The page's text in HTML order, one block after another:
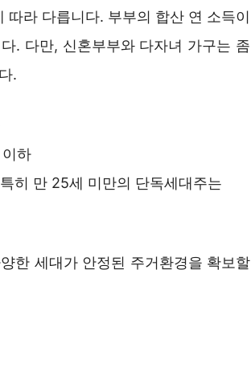
라 다릅니다. 부부의 합산 연 소득이
. 다만, 신혼부부와 다자녀 가구는 좀
.
하
히 만 25세 미만의 단독세대주는
한 세대가 안정된 주거환경을 확보할